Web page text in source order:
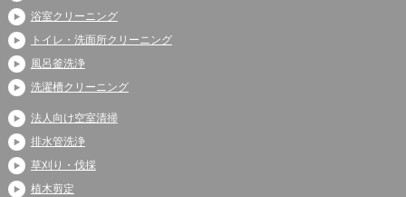
浴室クリーニング
トイレ・洗面所クリーニング
風呂釜洗浄
洗濯槽クリーニング
法人向け空室清掃
排水管洗浄
草刈り・伐採
植木剪定